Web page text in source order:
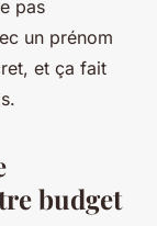
pas
un prénom
et ça fait
budget